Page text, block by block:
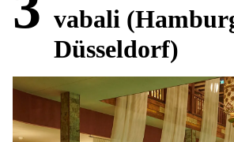
vabali
Düsseldorf)